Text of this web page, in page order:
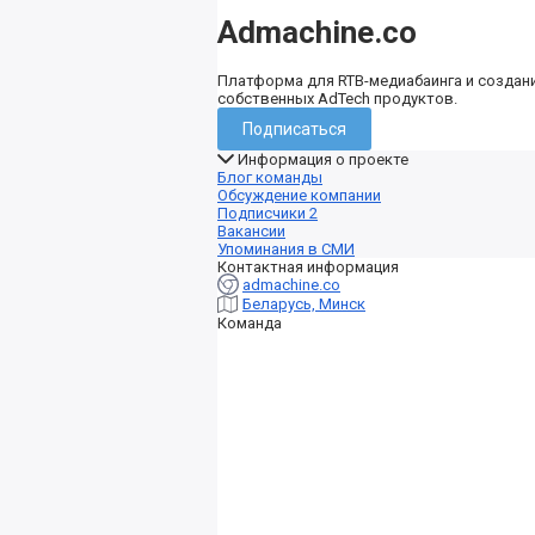
Admachine.co
Платформа для RTB-медиабаинга и
собственных AdTech продуктов.
Подписаться
Информация о проекте
Блог команды
Обсуждение компании
Подписчики 2
Вакансии
Упоминания в СМИ
Контактная информация
admachine.co
Беларусь, Минск
Команда